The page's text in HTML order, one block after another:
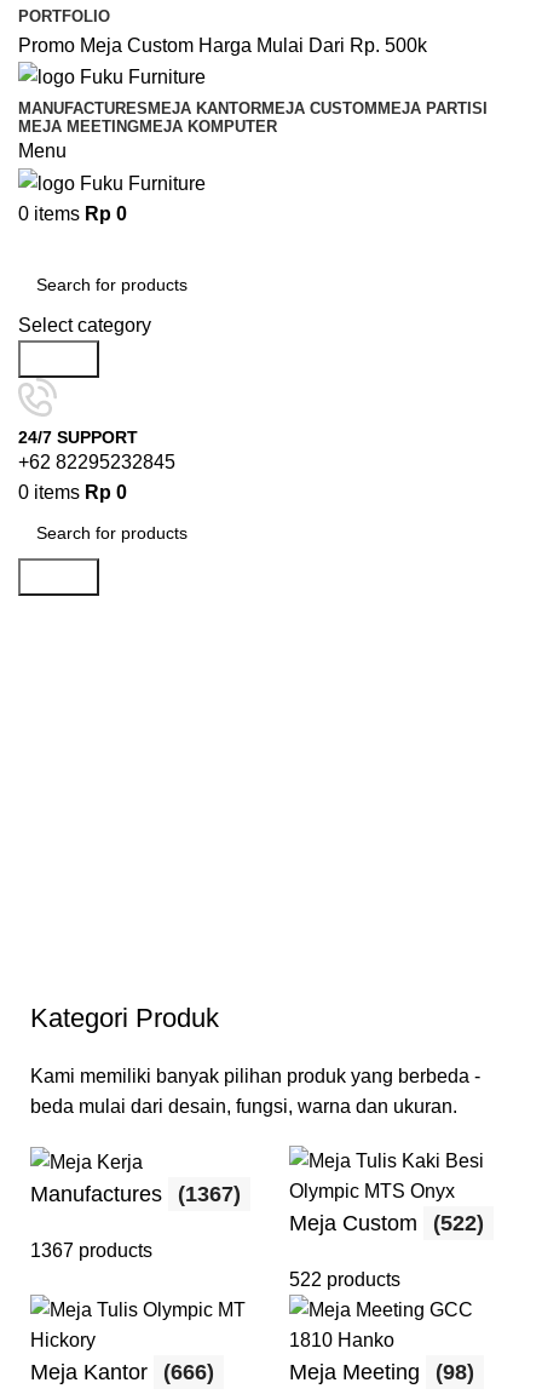
PORTFOLIO
Promo Meja Custom Harga Mulai Dari Rp. 500k
MANUFACTURES MEJA KANTORMEJA CUSTOM MEJA PARTISI
MEJA MEETINGMEJA KOMPUTER
Menu
0 items Rp 0
Select category
24/7 SUPPORT
+62 82295232845
0 items Rp 0
Kategori Produk
Kami memiliki banyak pilihan produk yang berbeda -
beda mulai dari desain, fungsi, warna dan ukuran.
Manufactures (1367)
1367 products
Meja Custom (522)
522 products
Meja Kantor (666) Meja Meeting (98)